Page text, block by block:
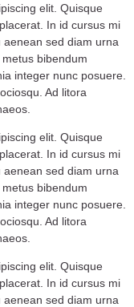
elit. Quisque
In id cursus mi
aenean sed diam urna
bibendum
integer nunc posuere.
Ad litora
elit. Quisque
In id cursus mi
aenean sed diam urna
bibendum
integer nunc posuere.
Ad litora
elit. Quisque
In id cursus mi
aenean sed diam urna